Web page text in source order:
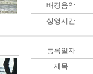
배경음악
상영시간
등록일자
제목